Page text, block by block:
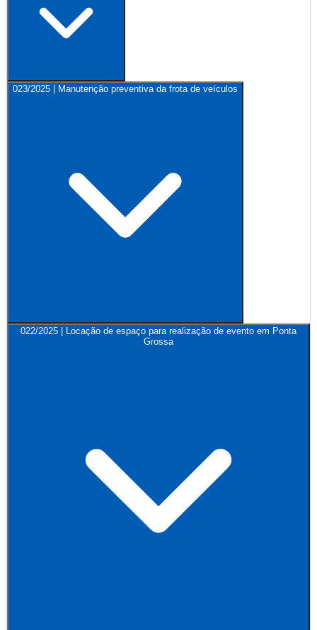
023/2025 | Manutenção preventiva da frota de veículos
022/2025 | Locação de espaço para realização de evento em Ponta
Grossa